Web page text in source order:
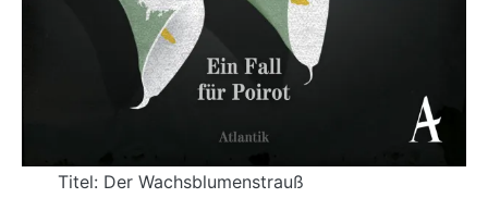
Titel: Der Wachsblumenstrauß